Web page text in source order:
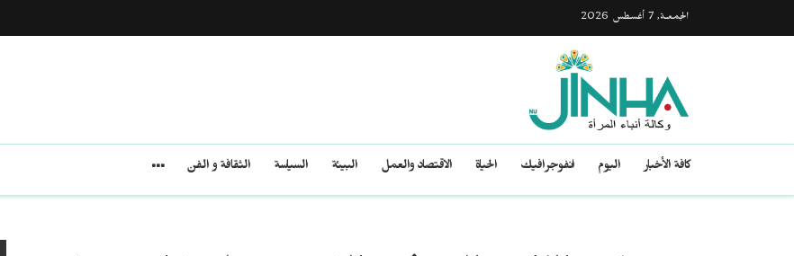
الجمعـة, 7 أغسطس 2026
كافة الأخبار اليوم انفوجرافيك الحياة الاقتصاد والعمل البيئة السياسة الثقافة و الفن